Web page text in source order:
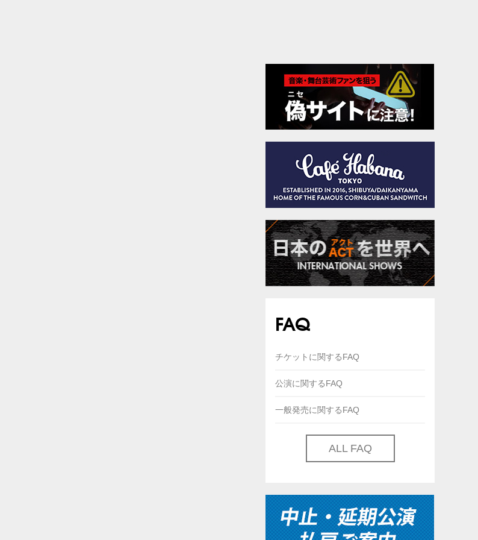
FAQ
チケットに関するFAQ
公演に関するFAQ
一般発売に関するFAQ
ALL FAQ